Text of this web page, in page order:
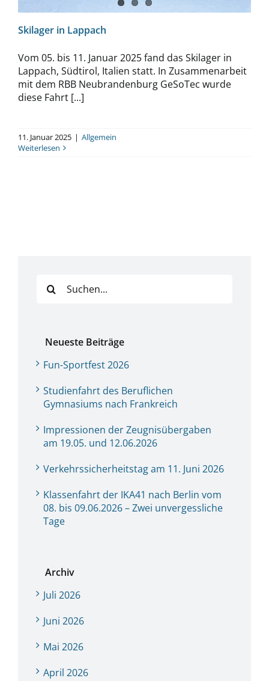
Skilager in Lappach
Vom 05. bis 11. Januar 2025 fand das Skilager in
Lappach, Südtirol, Italien statt. In Zusammenarbeit
mit dem RBB Neubrandenburg GeSoTec wurde
diese Fahrt [...]
11. Januar 2025 | Allgemein
Weiterlesen
nach:
Neueste Beiträge
Fun-Sportfest 2026
Studienfahrt des Beruflichen
Gymnasiums nach Frankreich
Impressionen der Zeugnisübergaben
am 19.05. und 12.06.2026
Verkehrssicherheitstag am 11. Juni 2026
Klassenfahrt der IKA41 nach Berlin vom
08. bis 09.06.2026 – Zwei unvergessliche
Tage
Archiv
Juli 2026
Juni 2026
Mai 2026
April 2026